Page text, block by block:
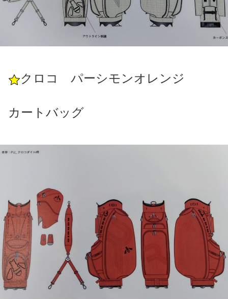
クロコ パーシモンオレンジ
カートバッグ